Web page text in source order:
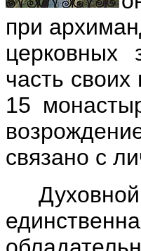
при
церковных
часть
15
связано с